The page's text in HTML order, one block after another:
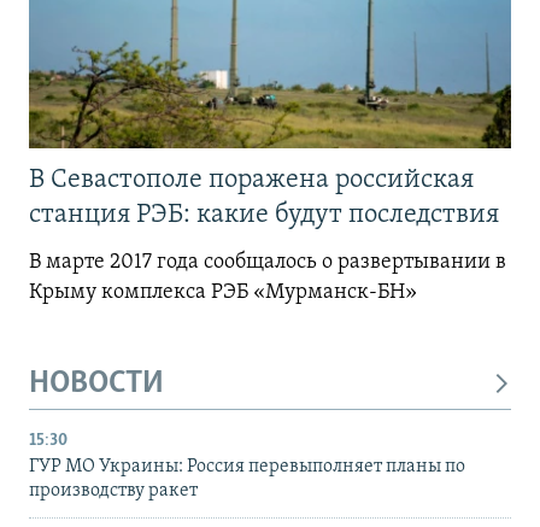
В Севастополе поражена российская
станция РЭБ: какие будут последствия
В марте 2017 года сообщалось о развертывании в
Крыму комплекса РЭБ «Мурманск-БН»
НОВОСТИ
15:30
ГУР МО Украины: Россия перевыполняет планы по
производству ракет